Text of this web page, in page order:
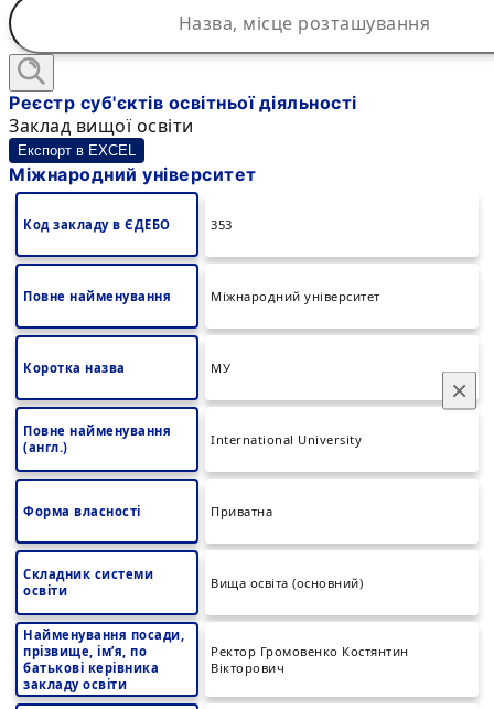
×
Реєстр суб'єктів освітньої діяльності
Заклад вищої освіти
Експорт в EXCEL
Міжнародний університет
Код закладу в ЄДЕБО 353
Повне найменування Міжнародний університет
Коротка назва МУ
Повне найменування
(англ.)
International University
Форма власності Приватна
Складник системи
освіти
Вища освіта (основний)
Найменування посади,
прізвище, ім’я, по
батькові керівника
закладу освіти
Ректор Громовенко Костянтин
Вікторович